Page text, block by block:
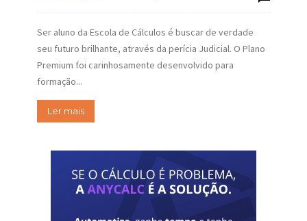
Ser aluno da Escola de Cálculos é buscar de verdade
seu futuro brilhante, através da perícia Judicial. O Plano
Premium foi carinhosamente desenvolvido para
formação...
Ler mais